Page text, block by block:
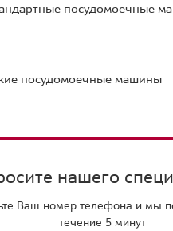
посудомоечные
посудомоечные машины
нашего
Ваш номер телефона и мы
течение 5 минут